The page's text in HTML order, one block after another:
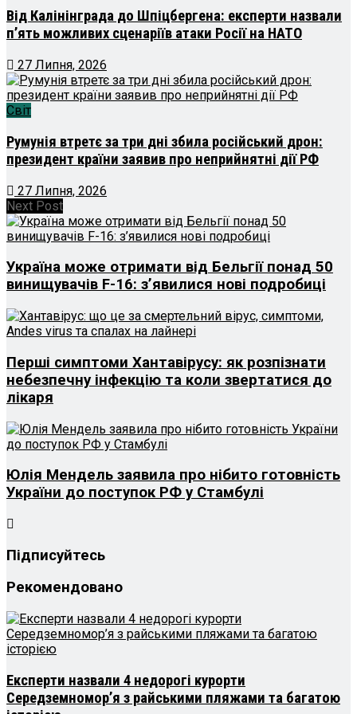
Від Калінінграда до Шпіцбергена: експерти назвали
п’ять можливих сценаріїв атаки Росії на НАТО
27 Липня, 2026
Світ
Румунія втретє за три дні збила російський дрон:
президент країни заявив про неприйнятні дії РФ
27 Липня, 2026
Next Post
Україна може отримати від Бельгії понад 50
винищувачів F-16: з’явилися нові подробиці
Перші симптоми Хантавірусу: як розпізнати
небезпечну інфекцію та коли звертатися до
лікаря
Юлія Мендель заявила про нібито готовність
України до поступок РФ у Стамбулі
Підписуйтесь
Рекомендовано
Експерти назвали 4 недорогі курорти
Середземномор’я з райськими пляжами та багатою